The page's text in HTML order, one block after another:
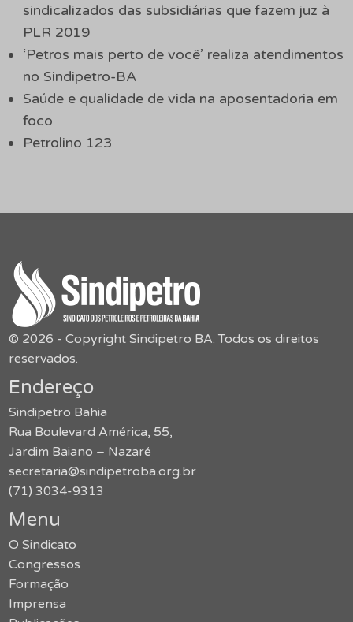
sindicalizados das subsidiárias que fazem juz à
PLR 2019
‘Petros mais perto de você’ realiza atendimentos
no Sindipetro-BA
Saúde e qualidade de vida na aposentadoria em
foco
Petrolino 123
© 2026 - Copyright Sindipetro BA. Todos os direitos
reservados.
Endereço
Sindipetro Bahia
Rua Boulevard América, 55,
Jardim Baiano – Nazaré
secretaria@sindipetroba.org.br
(71) 3034-9313
Menu
O Sindicato
Congressos
Formação
Imprensa